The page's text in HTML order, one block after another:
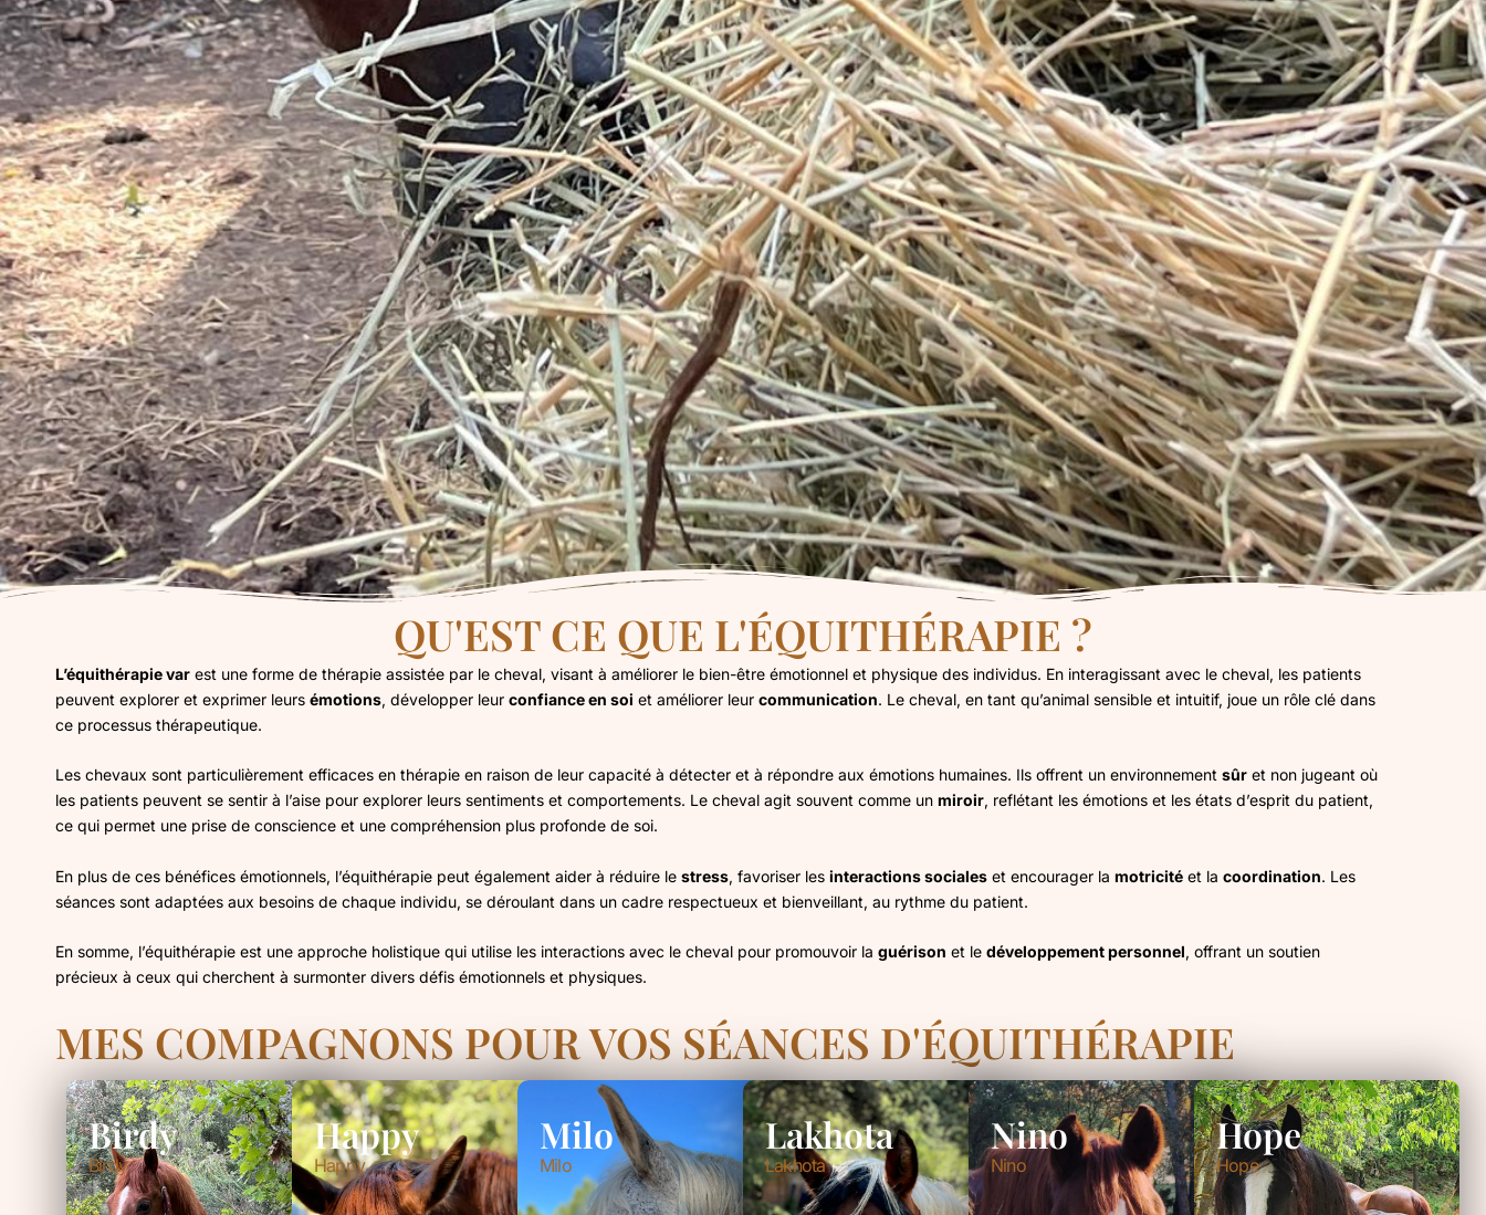
QU'EST CE QUE L'ÉQUITHÉRAPIE ?
L’équithérapie var est une forme de thérapie assistée par le cheval, visant à améliorer le bien-être émotionnel et physique des individus. En interagissant avec le cheval, les patients
peuvent explorer et exprimer leurs émotions, développer leur confiance en soi et améliorer leur communication. Le cheval, en tant qu’animal sensible et intuitif, joue un rôle clé dans
ce processus thérapeutique.
Les chevaux sont particulièrement efficaces en thérapie en raison de leur capacité à détecter et à répondre aux émotions humaines. Ils offrent un environnement sûr et non jugeant où
les patients peuvent se sentir à l’aise pour explorer leurs sentiments et comportements. Le cheval agit souvent comme un miroir, reflétant les émotions et les états d’esprit du patient,
ce qui permet une prise de conscience et une compréhension plus profonde de soi.
En plus de ces bénéfices émotionnels, l’équithérapie peut également aider à réduire le stress, favoriser les interactions sociales et encourager la motricité et la coordination. Les
séances sont adaptées aux besoins de chaque individu, se déroulant dans un cadre respectueux et bienveillant, au rythme du patient.
En somme, l’équithérapie est une approche holistique qui utilise les interactions avec le cheval pour promouvoir la guérison et le développement personnel, offrant un soutien
précieux à ceux qui cherchent à surmonter divers défis émotionnels et physiques.
MES COMPAGNONS POUR VOS SÉANCES D'ÉQUITHÉRAPIE
Birdy
Birdy
Happy
Happy
Milo
Milo
Lakhota
Lakhota
Nino
Nino
Hope
Hope